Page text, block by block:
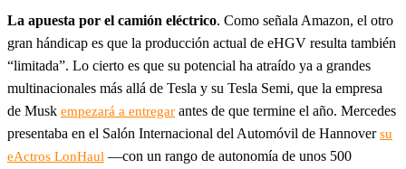
La apuesta por el camión eléctrico. Como señala Amazon, el otro
gran hándicap es que la producción actual de eHGV resulta también
“limitada”. Lo cierto es que su potencial ha atraído ya a grandes
multinacionales más allá de Tesla y su Tesla Semi, que la empresa
de Musk empezará a entregar antes de que termine el año. Mercedes
presentaba en el Salón Internacional del Automóvil de Hannoversu
eActros LonHaul —con un rango de autonomía de unos 500